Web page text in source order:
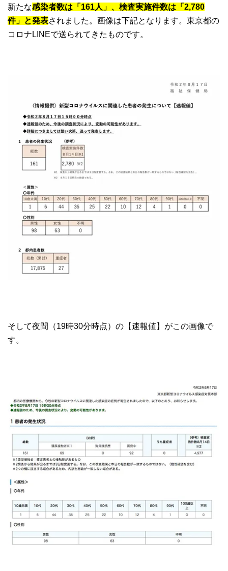
新たな感染者数は「161人」、検査実施件数は「2,780
件」と発表されました。画像は下記となります。東京都の
コロナLINEで送られてきたものです。
そして夜間（19時30分時点）の【速報値】がこの画像で
す。